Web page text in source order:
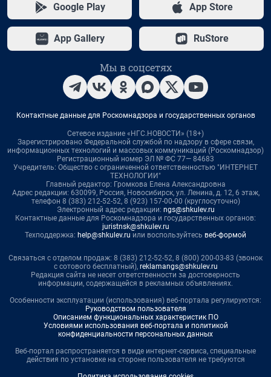
Google Play App Store
App Gallery RuStore
Мы в соцсетях
Контактные данные для Роскомнадзора и государственных органов
Сетевое издание «НГС.НОВОСТИ» (18+)
Зарегистрировано Федеральной службой по надзору в сфере связи,
информационных технологий и массовых коммуникаций (Роскомнадзор)
Регистрационный номер ЭЛ № ФС 77— 84683
Учредитель: Общество с ограниченной ответственностью "ИНТЕРНЕТ
ТЕХНОЛОГИИ"
Главный редактор: Громкова Елена Александровна
Адрес редакции: 630099, Россия, Новосибирск, ул. Ленина, д. 12, 6 этаж,
телефон 8 (383) 212-52-52, 8 (923) 157-00-00 (круглосуточно)
Электронный адрес редакции: ngs@shkulev.ru
Контактные данные для Роскомнадзора и государственных органов:
juristnsk@shkulev.ru
Техподдержка: help@shkulev.ru или воспользуйтесь веб-формой
Связаться с отделом продаж: 8 (383) 212-52-52, 8 (800) 200-03-83 (звонок
с сотового бесплатный), reklamangs@shkulev.ru
Редакция сайта не несет ответственности за достоверность
информации, содержащейся в рекламных объявлениях.
Особенности эксплуатации (использования) веб-портала регулируются:
Руководством пользователя
Описанием функциональных характеристик ПО
Условиями использования веб-портала и политикой
конфиденциальности персональных данных
Веб-портал распространяется в виде интернет-сервиса, специальные
действия по установке на стороне пользователя не требуются